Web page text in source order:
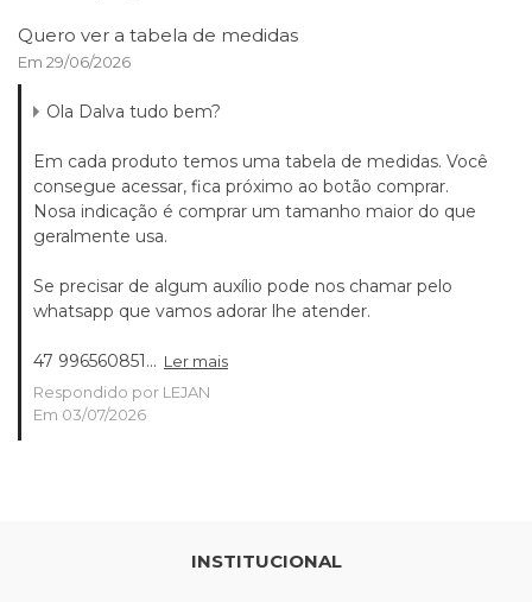
Quero ver a tabela de medidas
Em 29/06/2026
Ola Dalva tudo bem?
Em cada produto temos uma tabela de medidas. Você
consegue acessar, fica próximo ao botão comprar.
Nosa indicação é comprar um tamanho maior do que
geralmente usa.
Se precisar de algum auxílio pode nos chamar pelo
whatsapp que vamos adorar lhe atender.
47 996560851... Ler mais
Respondido por LEJAN
Em 03/07/2026
INSTITUCIONAL